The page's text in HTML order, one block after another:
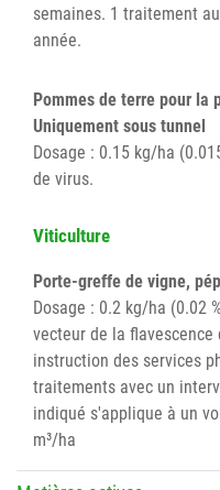
semaines. 1 traitement
année.
Pommes de terre pour la
Uniquement sous tunnel
Dosage : 0.15 kg/ha
de virus.
Viticulture
Porte-greffe de vigne,
Dosage : 0.2 kg/ha (0.02
vecteur de la
instruction des services
traitements avec un
indiqué s'applique à un
m³/ha